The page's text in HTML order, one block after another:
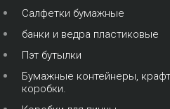
Салфетки бумажные
банки и ведра пластиковые
Пэт бутылки
Бумажные контейнеры, крафт
коробки.